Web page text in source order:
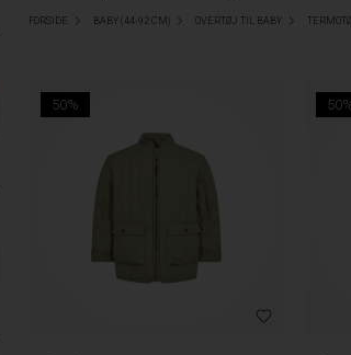
FORSIDE BABY (44-92 CM) OVERTØJ TIL BABY
50%